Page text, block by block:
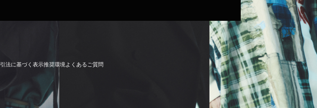
引法に基づ く 表示推奨環境よ く あるご質問